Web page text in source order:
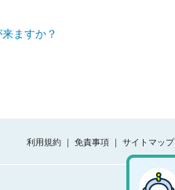
ますか？
利用規約 ｜ 免責事項 ｜ サイトマップ